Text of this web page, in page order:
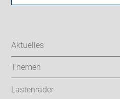
Aktuelles
Themen
Lastenräder